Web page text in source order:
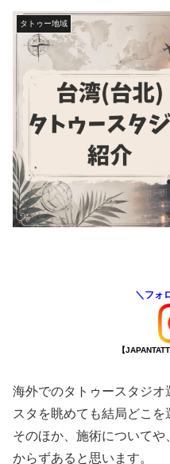
タトゥー地域
＼フォ
【
海外でのタトゥースタジ
スタを眺めても結局どこを
そのほか、施術について
からずあると思います。